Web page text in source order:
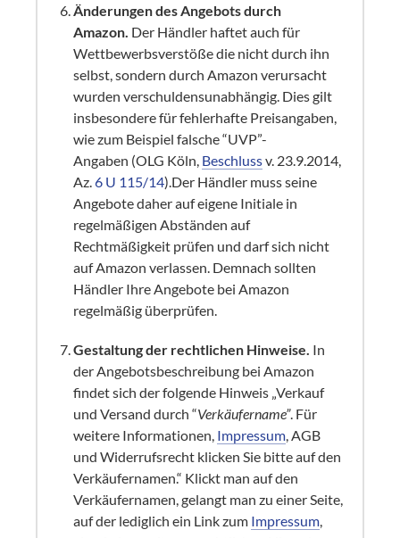
Änderungen des Angebots durch
Amazon. Der Händler haftet auch für
Wettbewerbsverstöße die nicht durch ihn
selbst, sondern durch Amazon verursacht
wurden verschuldensunabhängig. Dies gilt
insbesondere für fehlerhafte Preisangaben,
wie zum Beispiel falsche “UVP”-
Angaben (OLG Köln, Beschlussv. 23.9.2014,
Az.6 U 115/14).Der Händler muss seine
Angebote daher auf eigene Initiale in
regelmäßigen Abständen auf
Rechtmäßigkeit prüfen und darf sich nicht
auf Amazon verlassen. Demnach sollten
Händler Ihre Angebote bei Amazon
regelmäßig überprüfen.
Gestaltung der rechtlichen Hinweise. In
der Angebotsbeschreibung bei Amazon
findet sich der folgende Hinweis „Verkauf
und Versand durch “Verkäufername”. Für
weitere Informationen, Impressum, AGB
und Widerrufsrecht klicken Sie bitte auf den
Verkäufernamen.“ Klickt man auf den
Verkäufernamen, gelangt man zu einer Seite,
auf der lediglich ein Link zum Impressum,